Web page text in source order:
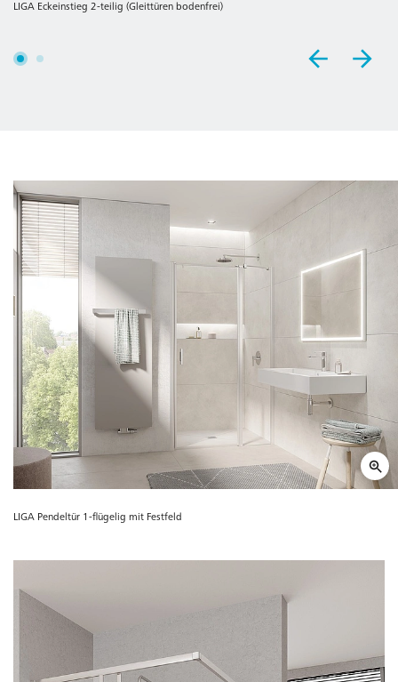
LIGA Eckeinstieg 2-teilig (Gleittüren bodenfrei)
LIGA Pendeltür 1-flügelig mit Festfeld